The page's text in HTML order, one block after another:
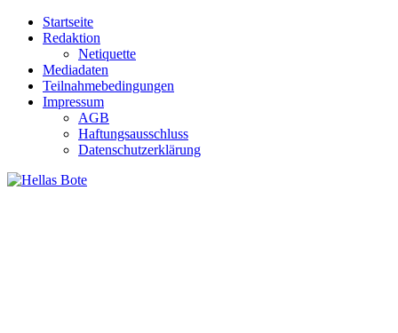
Zum
Inhalt
Startseite
Redaktion
Netiquette
Mediadaten
Teilnahmebedingungen
Impressum
AGB
Haftungsausschluss
Datenschutzerklärung